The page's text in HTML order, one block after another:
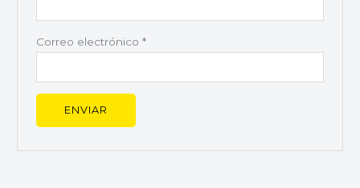
Correo electrónico *